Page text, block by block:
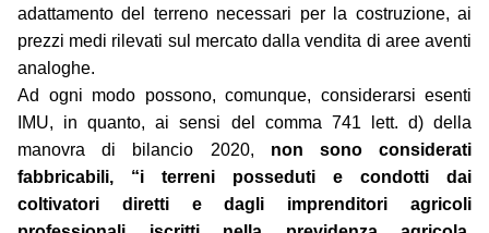
adattamento del terreno necessari per la costruzione, ai
prezzi medi rilevati sul mercato dalla vendita di aree aventi
analoghe.
Ad ogni modo possono, comunque, considerarsi esenti
IMU, in quanto, ai sensi del comma 741 lett. d) della
manovra di bilancio 2020, non sono considerati
fabbricabili, “i terreni posseduti e condotti dai
coltivatori diretti e dagli imprenditori agricoli